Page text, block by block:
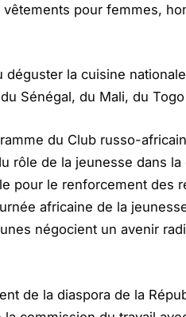
pour femmes,
déguster la cuisine
Sénégal, du Mali, du
du Club russo-africain
rôle de la jeunesse dans
pour le renforcement des
africaine de la
négocient un avenir
de la diaspora de la